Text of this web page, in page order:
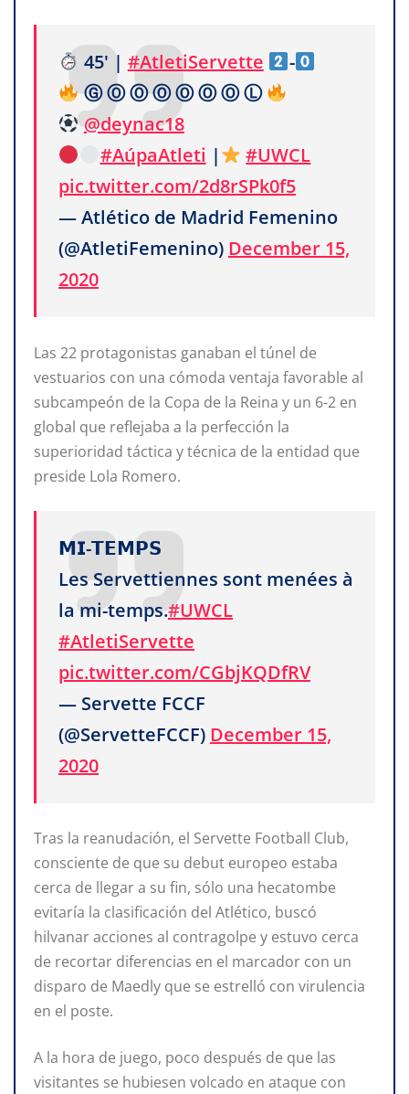
45' | #AtletiServette
-
Ⓖ Ⓞ Ⓞ Ⓞ Ⓞ Ⓞ Ⓞ Ⓛ
@deynac18
#AúpaAtleti |
#UWCL
pic.twitter.com/2d8rSPk0f5
— Atlético de Madrid Femenino
(@AtletiFemenino) December 15,
2020
Las 22 protagonistas ganaban el túnel de
vestuarios con una cómoda ventaja favorable al
subcampeón de la Copa de la Reina y un 6-2 en
global que reflejaba a la perfección la
superioridad táctica y técnica de la entidad que
preside Lola Romero.
𝗠𝗜-𝗧𝗘𝗠𝗣𝗦
Les Servettiennes sont menées à
la mi-temps.#UWCL
#AtletiServette
pic.twitter.com/CGbjKQDfRV
— Servette FCCF
(@ServetteFCCF) December 15,
2020
Tras la reanudación, el Servette Football Club,
consciente de que su debut europeo estaba
cerca de llegar a su fin, sólo una hecatombe
evitaría la clasificación del Atlético, buscó
hilvanar acciones al contragolpe y estuvo cerca
de recortar diferencias en el marcador con un
disparo de Maedly que se estrelló con virulencia
en el poste.
A la hora de juego, poco después de que las
visitantes se hubiesen volcado en ataque con